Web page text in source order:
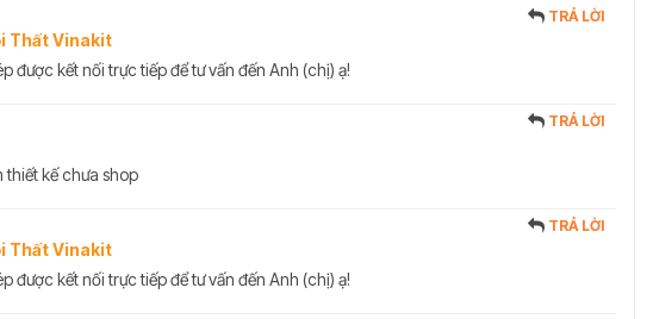
Thất Vinakit
TRẢ LỜI
được kết nối trực tiếp để tư vấn đến Anh (chị) ạ!
TRẢ LỜI
kế chưa shop
Thất Vinakit
TRẢ LỜI
được kết nối trực tiếp để tư vấn đến Anh (chị) ạ!